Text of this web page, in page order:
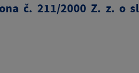
č. 211/2000 Z. z. o